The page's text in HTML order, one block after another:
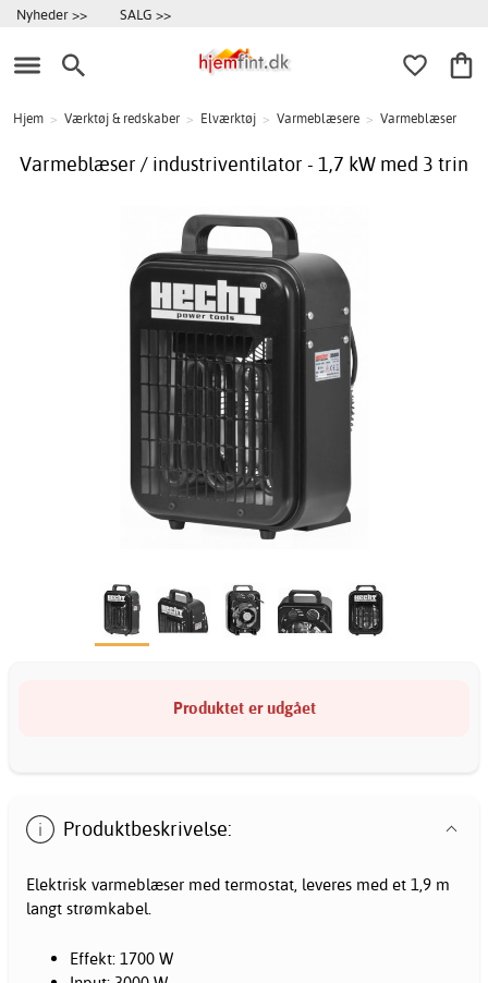
Nyheder >> SALG >>
Hjem > Værktøj & redskaber > Elværktøj > Varmeblæsere > Varmeblæser
Varmeblæser / industriventilator - 1,7 kW med 3 trin
Produktet er udgået
Produktbeskrivelse:
Elektrisk varmeblæser med termostat, leveres med et 1,9 m
langt strømkabel.
Effekt: 1700 W